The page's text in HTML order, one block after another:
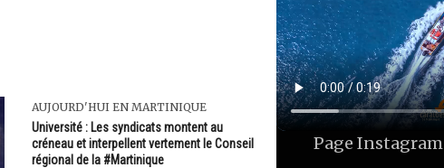
AUJOURD'HUI EN MARTINIQUE
Université : Les syndicats montent au
créneau et interpellent vertement le Conseil
régional de la #Martinique
Page Instagram